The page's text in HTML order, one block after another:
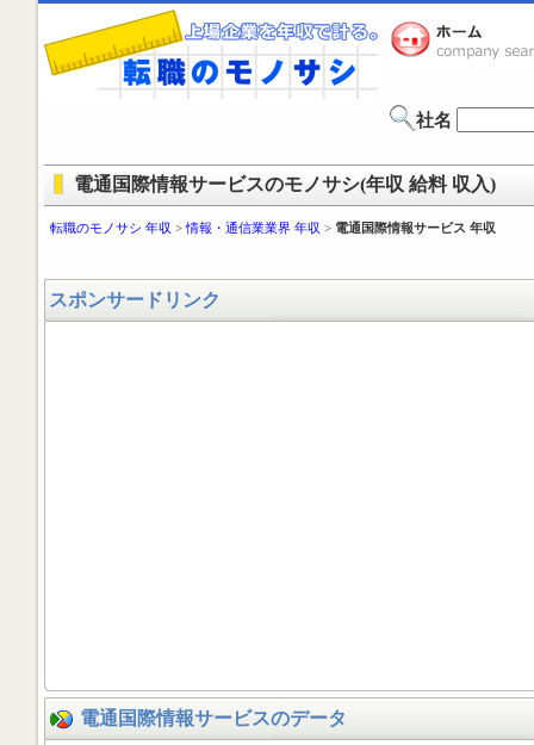
社名
電通国際情報サービスのモノサシ(年収 給料 収入)
転職のモノサシ 年収 >情報・通信業業界 年収 > 電通国際情報サービス 年収
スポンサードリンク
電通国際情報サービスのデータ